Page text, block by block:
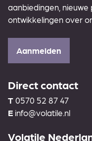
aanbiedingen,
ontwikkelingen over
Aanmelden
Direct contact
T 0570 52 87 47
E info@volatile.nl
Volatile